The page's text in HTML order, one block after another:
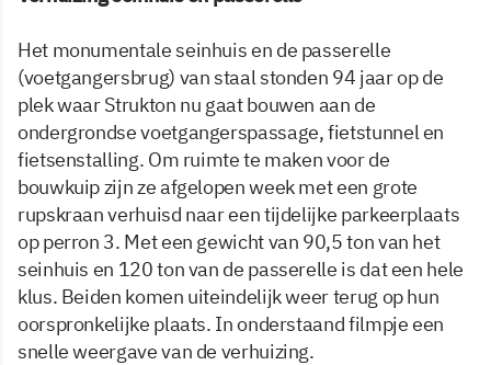
Het monumentale seinhuis en de passerelle
(voetgangersbrug) van staal stonden 94 jaar op de
plek waar Strukton nu gaat bouwen aan de
ondergrondse voetgangerspassage, fietstunnel en
fietsenstalling. Om ruimte te maken voor de
bouwkuip zijn ze afgelopen week met een grote
rupskraan verhuisd naar een tijdelijke parkeerplaats
op perron 3. Met een gewicht van 90,5 ton van het
seinhuis en 120 ton van de passerelle is dat een hele
klus. Beiden komen uiteindelijk weer terug op hun
oorspronkelijke plaats. In onderstaand filmpje een
snelle weergave van de verhuizing.